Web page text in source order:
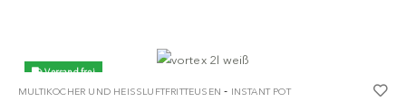
Versand frei
MULTIKOCHER UND HEISSLUFTFRITTEUSEN - INSTANT POT